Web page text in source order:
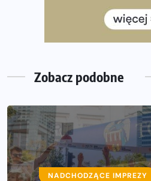
Wystartuje rekordowa liczba
35. Bieg Powstania
poradnik przed startem
Zobacz podobne
NADCHODZĄCE IMPREZY